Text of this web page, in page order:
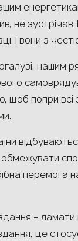
не
І вони з
нашим
попри всі
перемога
– ламати
це